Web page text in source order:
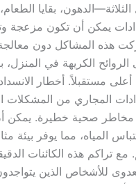
بقايا
يمكن أن تكون مزعجة
هذه المشاكل دون
الكريهة في المنزل،
أعلى مستقبلاً. أخطار
المجاري من المشكلات
مخاطر صحية خطيرة. يمكن
المياه، مما يوفر بيئة
مع تراكم هذه الكائنات
للأشخاص الذين